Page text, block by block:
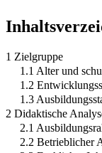
1 Zielgruppe
1.1 Alter und
1.2
1.3
2 Didaktische
2.1
2.2 Betrieblicher